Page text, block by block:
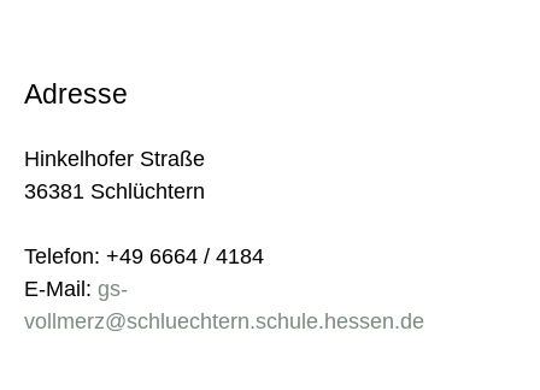
Adresse
Hinkelhofer Straße
36381 Schlüchtern
Telefon: +49 6664 / 4184
E-Mail: gs-
vollmerz@schluechtern.schule.hessen.de